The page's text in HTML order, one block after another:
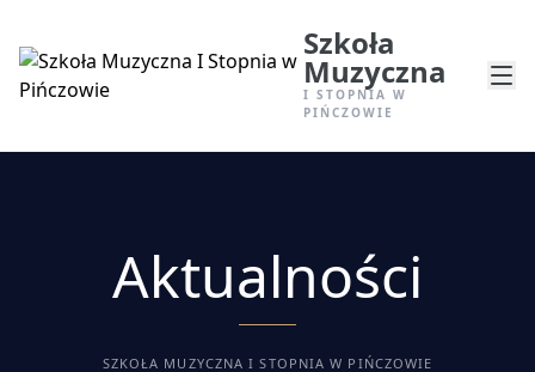
Szkoła
Muzyczna
I STOPNIA W
PIŃCZOWIE
Aktualności
SZKOŁA MUZYCZNA I STOPNIA W PIŃCZOWIE